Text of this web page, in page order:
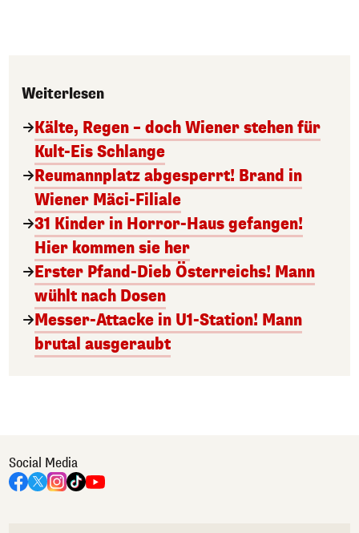
Weiterlesen
Kälte, Regen – doch Wiener stehen für
Kult-Eis Schlange
Reumannplatz abgesperrt! Brand in
Wiener Mäci-Filiale
31 Kinder in Horror-Haus gefangen!
Hier kommen sie her
Erster Pfand-Dieb Österreichs! Mann
wühlt nach Dosen
Messer-Attacke in U1-Station! Mann
brutal ausgeraubt
Social Media